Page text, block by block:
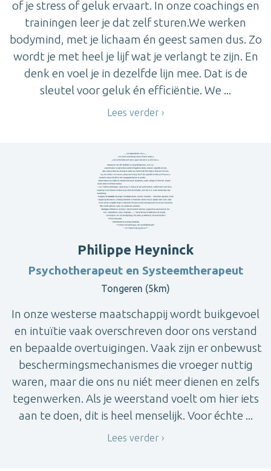
of je stress of geluk ervaart. In onze coachings en
trainingen leer je dat zelf sturen.We werken
bodymind, met je lichaam én geest samen dus. Zo
wordt je met heel je lijf wat je verlangt te zijn. En
denk en voel je in dezelfde lijn mee. Dat is de
sleutel voor geluk én efficiëntie. We ...
Lees verder
Philippe Heyninck
Psychotherapeut en Systeemtherapeut
Tongeren (5km)
In onze westerse maatschappij wordt buikgevoel
en intuïtie vaak overschreven door ons verstand
en bepaalde overtuigingen. Vaak zijn er onbewust
beschermingsmechanismes die vroeger nuttig
waren, maar die ons nu niét meer dienen en zelfs
tegenwerken. Als je weerstand voelt om hier iets
aan te doen, dit is heel menselijk. Voor échte ...
Lees verder